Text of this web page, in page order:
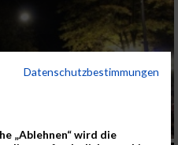
Datenschutzbestimmungen
„Ablehnen“ wird die